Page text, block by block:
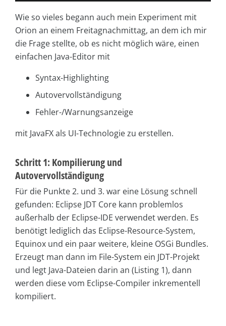
Wie so vieles begann auch mein Experiment mit
Orion an einem Freitagnachmittag, an dem ich mir
die Frage stellte, ob es nicht möglich wäre, einen
einfachen Java-Editor mit
Syntax-Highlighting
Autovervollständigung
Fehler-/Warnungsanzeige
mit JavaFX als UI-Technologie zu erstellen.
Schritt 1: Kompilierung und
Autovervollständigung
Für die Punkte 2. und 3. war eine Lösung schnell
gefunden: Eclipse JDT Core kann problemlos
außerhalb der Eclipse-IDE verwendet werden. Es
benötigt lediglich das Eclipse-Resource-System,
Equinox und ein paar weitere, kleine OSGi Bundles.
Erzeugt man dann im File-System ein JDT-Projekt
und legt Java-Dateien darin an (Listing 1), dann
werden diese vom Eclipse-Compiler inkrementell
kompiliert.